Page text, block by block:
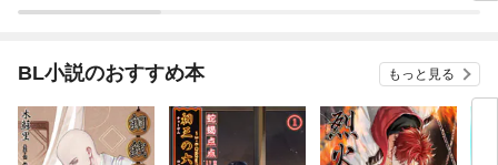
BL小説のおすすめ本 もっと見る